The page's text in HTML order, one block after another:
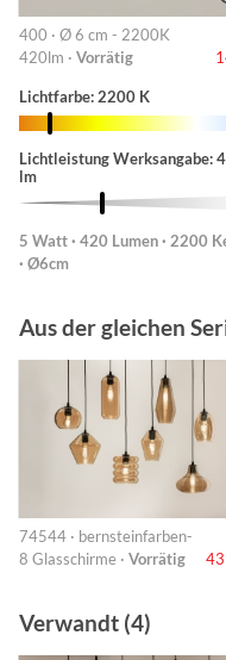
400 · Ø 6 cm - 2200K
420lm · Vorrätig
Lichtfarbe: 2200 K
Lichtleistung Werksangabe:
lm
5 Watt · 420 Lumen · 2200
· Ø6cm
Aus der gleichen
74544 · bernsteinfarben-
8 Glasschirme · Vorrätig
Verwandt (4)